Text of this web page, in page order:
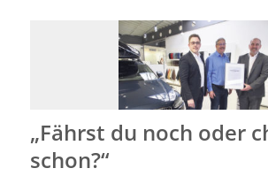
„Fährst du noch oder
schon?“